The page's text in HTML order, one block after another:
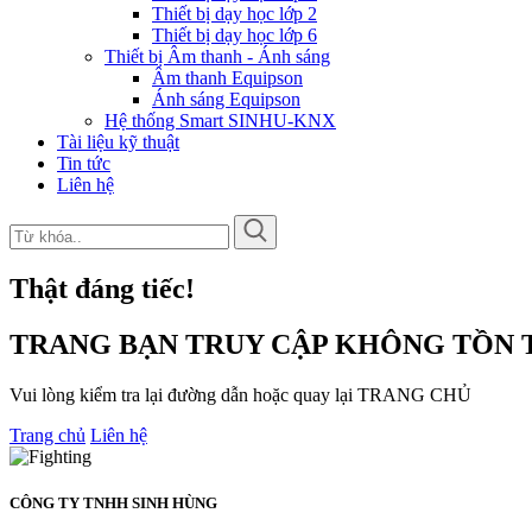
Thiết bị dạy học lớp 2
Thiết bị dạy học lớp 6
Thiết bị Âm thanh - Ánh sáng
Âm thanh Equipson
Ánh sáng Equipson
Hệ thống Smart SINHU-KNX
Tài liệu kỹ thuật
Tin tức
Liên hệ
Thật đáng tiếc!
TRANG BẠN TRUY CẬP KHÔNG TỒN
Vui lòng kiểm tra lại đường dẫn hoặc quay lại TRANG CHỦ
Trang chủ Liên hệ
CÔNG TY TNHH SINH HÙNG